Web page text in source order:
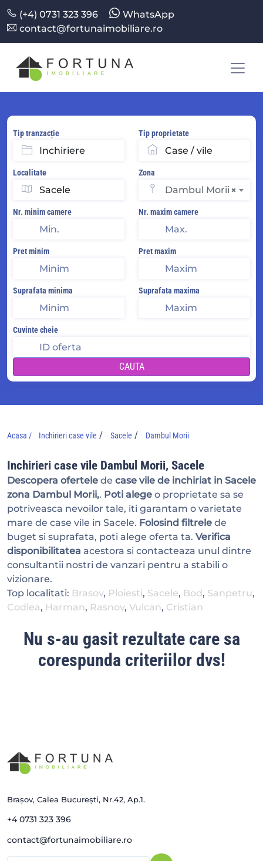
(+4) 0731 323 396
WhatsApp
contact@fortunaimobiliare.ro
Tip tranzacție Tip proprietate
Localitate Zona
×
Dambul Morii
Nr. minim camere Nr. maxim camere
Pret minim Pret maxim
Suprafata minima Suprafata maxima
Cuvinte cheie
CAUTA
Acasa / Inchirieri case vile / Sacele / Dambul Morii
Inchirieri case vile Dambul Morii, Sacele
Descopera ofertele de case vile de inchiriat in Sacele
zona Dambul Morii,. Poti alege o proprietate sa se
potriveasca nevoilor tale, iti garantam o varietate
mare de case vile in Sacele. Folosind filtrele de
buget si suprafata, poti alege oferta ta. Verifica
disponibilitatea acestora si contacteaza unul dintre
consultantii nostri de vanzari pentru a stabili o
vizionare.
Top localitati: Brasov, Ploiesti, Sacele, Bod , Sanpetru,
Codlea, Harman, Rasnov, Vulcan, Cristian
Nu s-au gasit rezultate care sa
corespunda criteriilor dvs!
Brașov, Calea București, Nr.42, Ap.1.
+4 0731 323 396
contact@fortunaimobiliare.ro